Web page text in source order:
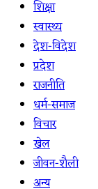
शिक्षा
स्वास्थ्य
देश-विदेश
प्रदेश
राजनीति
धर्म-समाज
विचार
खेल
जीवन-शैली
अन्य